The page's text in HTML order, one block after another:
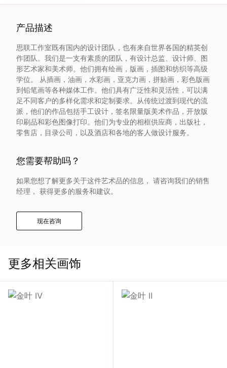
发
加
入
我
们
系
们
言
产品描述
思联工作室既有国内的设计团队，也有来自世界各国的精英创
作团队。我们是一支有素质的团队，有设计总监、设计师、图
形艺术家和美术师。他们拥有绘画，版画，插图和纺织等高级
学位。 从插画，油画，水彩画，亚克力画，拼贴画，彩色版画
到铅笔画等各种媒体工作。他们具有广泛性和灵活性，可以满
足不同客户的多样化需求和定制要求。从传统过渡到现代的流
派，他们的作品包括手工设计，签名限量版美术作品，开放版
印刷品和彩色图像打印。他们为专业的相框供应商，出版社，
零售店，目录公司，以及酒店和各地的客人做设计服务。
您需要帮助吗？
如果您想了解更多关于这件艺术品的信息， 请咨询我们的销售
经理， 获得更多的服务和建议。
现在咨询
更多相关画饰